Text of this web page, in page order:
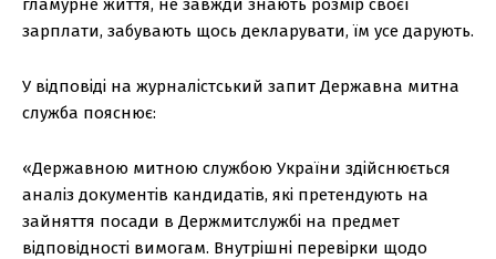
гламурне життя, не завжди знають розмір своєї
зарплати, забувають щось декларувати, їм усе дарують.
У відповіді на журналістський запит Державна митна
служба пояснює:
«Державною митною службою України здійснюється
аналіз документів кандидатів, які претендують на
зайняття посади в Держмитслужбі на предмет
відповідності вимогам. Внутрішні перевірки щодо